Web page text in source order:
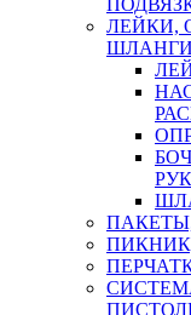
ЛЕЙКИ,